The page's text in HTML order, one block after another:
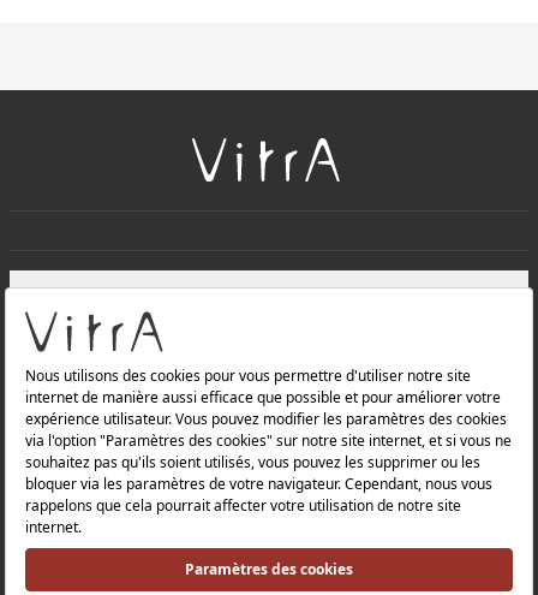
Produits
Politique de confidentialité et politique de protection des
Politique de qualité |
Politique de santé et de sécurité au travail |